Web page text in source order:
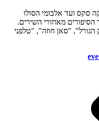
סקס ועד אלבומי הסולו
הסיפורים מאחורי השירים.
"סאן חוזה", "טלפני